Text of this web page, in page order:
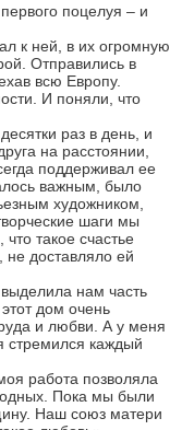
поцелуя – и
к ней, в их огромную
Отправились в
всю Европу.
И поняли, что
раз в день, и
на расстоянии,
поддерживал ее
важным, было
художником,
шаги мы
такое счастье
доставляло ей
нам часть
дом очень
и любви. А у меня
стремился каждый
работа позволяла
Пока мы были
Наш союз матери